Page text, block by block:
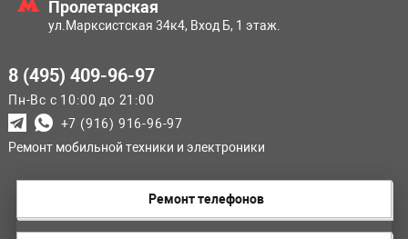
Пролетарская
ул.Марксистская 34к4, Вход Б, 1 этаж.
8 (495) 409-96-97
Пн-Вс с 10:00 до 21:00
+7 (916) 916-96-97
Ремонт мобильной техники и электроники
Ремонт телефонов